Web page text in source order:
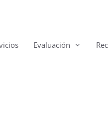
Evaluación